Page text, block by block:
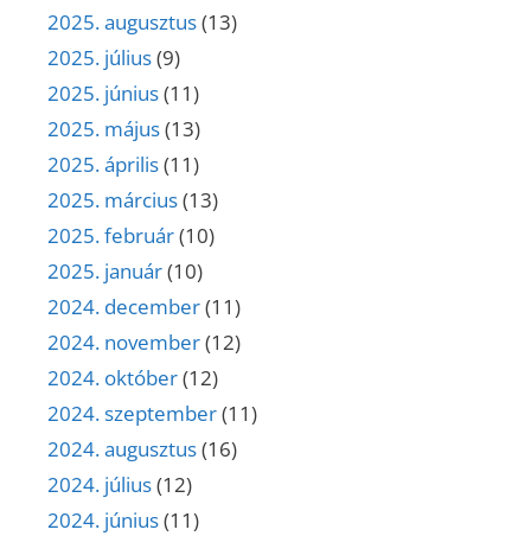
2025. augusztus(13)
2025. július(9)
2025. június(11)
2025. május(13)
2025. április(11)
2025. március(13)
2025. február(10)
2025. január(10)
2024. december(11)
2024. november(12)
2024. október(12)
2024. szeptember(11)
2024. augusztus(16)
2024. július(12)
2024. június(11)